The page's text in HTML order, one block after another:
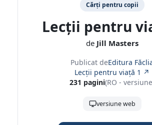
Cărți pentru copii
Lecții pentru
de Jill Masters
Publicat deEditura
Lecții pentru viață 1 ↗
231 pagini(RO -
versiune web